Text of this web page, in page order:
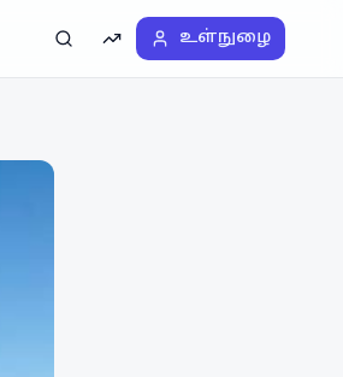
தேடல்டிரெண்டிங்உள்நுழை